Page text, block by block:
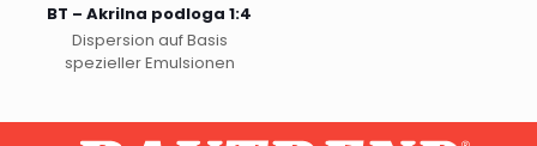
mehrere
Varianten
auf.
BT – Akrilna podloga 1:4
Dispersion auf Basis
spezieller Emulsionen
weist